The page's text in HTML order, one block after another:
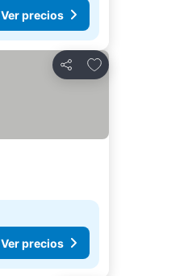
Ver precios
Compartir
Añadir a favoritos
Ver precios